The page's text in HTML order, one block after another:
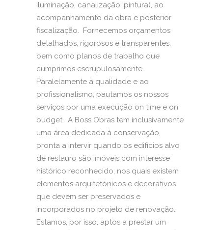
iluminação, canalização, pintura), ao
acompanhamento da obra e posterior
fiscalização. Fornecemos orçamentos
detalhados, rigorosos e transparentes,
bem como planos de trabalho que
cumprimos escrupulosamente.
Paralelamente à qualidade e ao
profissionalismo, pautamos os nossos
serviços por uma execução on time e on
budget. A Boss Obras tem inclusivamente
uma área dedicada à conservação,
pronta a intervir quando os edifícios alvo
de restauro são imóveis com interesse
histórico reconhecido, nos quais existem
elementos arquitetónicos e decorativos
que devem ser preservados e
incorporados no projeto de renovação.
Estamos, por isso, aptos a prestar um